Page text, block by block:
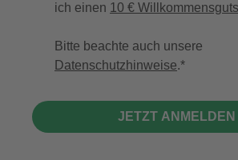
ich einen 10 €
Bitte beachte auch unsere
Datenschutzhinweise.
JETZT ANMELDEN